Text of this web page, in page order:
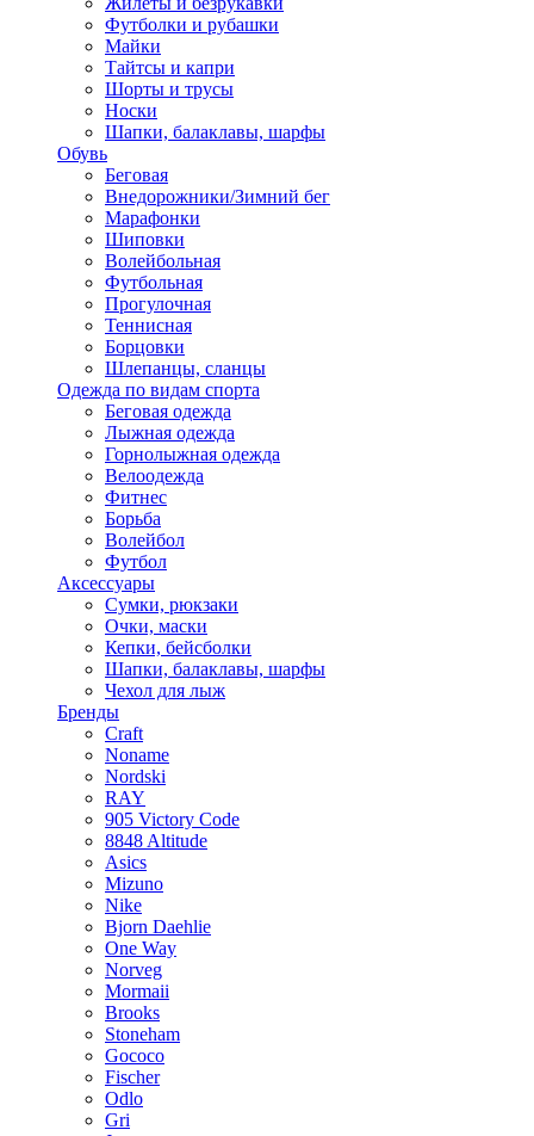
Футболки и рубашки
Майки
Тайтсы и капри
Шорты и трусы
Носки
Шапки, балаклавы, шарфы
Обувь
Беговая
Внедорожники/Зимний бег
Марафонки
Шиповки
Волейбольная
Футбольная
Прогулочная
Теннисная
Борцовки
Шлепанцы, сланцы
Одежда по видам спорта
Беговая одежда
Лыжная одежда
Горнолыжная одежда
Велоодежда
Фитнес
Борьба
Волейбол
Футбол
Аксессуары
Сумки, рюкзаки
Очки, маски
Кепки, бейсболки
Шапки, балаклавы, шарфы
Чехол для лыж
Бренды
Craft
Noname
Nordski
RAY
905 Victory Code
8848 Altitude
Asics
Mizuno
Nike
Bjorn Daehlie
One Way
Norveg
Mormaii
Brooks
Stoneham
Gococo
Fischer
Odlo
Gri